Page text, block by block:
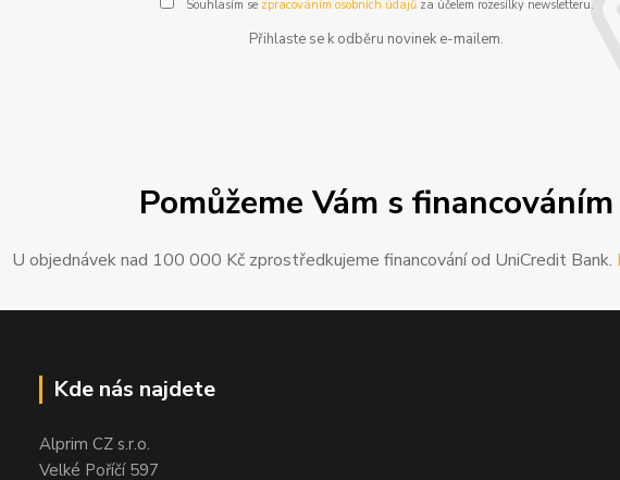
Souhlasím se zpracováním osobních údajůza účelem rozesílky newsletteru.
Přihlaste se k odběru novinek e-mailem.
Pomůžeme Vám s financováním
U objednávek nad 100 000 Kč zprostředkujeme financování od UniCredit Bank.
Kde nás najdete
Alprim CZ s.r.o.
Velké Poříčí 597